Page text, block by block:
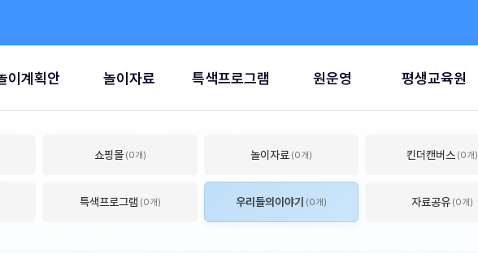
이계획안 놀이자료 특색프로그램 원운영 평생교육원
쇼핑몰 (0개) 놀이자료 (0개) 킨더캔버스 (0개)
특색프로그램 (0개) 우리들의이야기 (0개) 자료공유 (0개)